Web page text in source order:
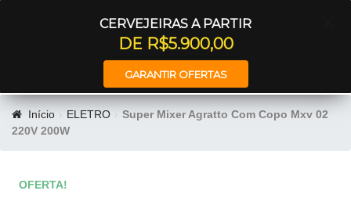
CERVEJEIRAS A PARTIR
DE R$5.900,00
GARANTIR OFERTAS
Início ELETRO
Super Mixer Agratto Com Copo Mxv 02
220V 200W
OFERTA!